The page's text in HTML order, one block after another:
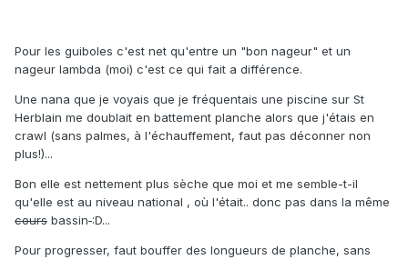
Pour les guiboles c'est net qu'entre un "bon nageur" et un
nageur lambda (moi) c'est ce qui fait a différence.
Une nana que je voyais que je fréquentais une piscine sur St
Herblain me doublait en battement planche alors que j'étais en
crawl (sans palmes, à l'échauffement, faut pas déconner non
plus!)...
Bon elle est nettement plus sèche que moi et me semble-t-il
qu'elle est au niveau national , où l'était.. donc pas dans la même
cours bassin :D...
Pour progresser, faut bouffer des longueurs de planche, sans